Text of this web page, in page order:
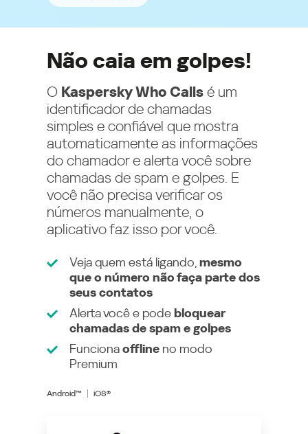
Não caia em golpes!
O Kaspersky Who Calls é um
identificador de chamadas
simples e confiável que mostra
automaticamente as informações
do chamador e alerta você sobre
chamadas de spam e golpes. E
você não precisa verificar os
números manualmente, o
aplicativo faz isso por você.
Veja quem está ligando, mesmo
que o número não faça parte dos
seus contatos
Alerta você e podebloquear
chamadas de spam e golpes
Funcionaoffline no modo
Premium
Android™ iOS®